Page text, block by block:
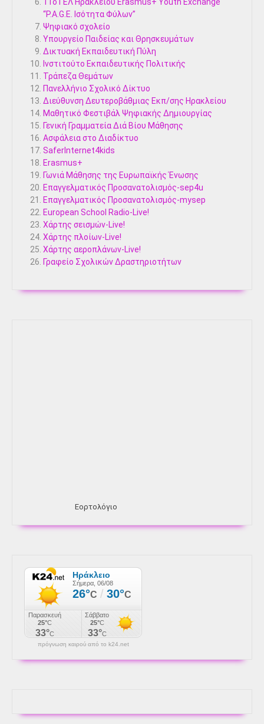
“P.A.G.E. Ισότητα Φύλων”
Ψηφιακό σχολείο
Υπουργείο Παιδείας και Θρησκευμάτων
Δικτυακή Εκπαιδευτική Πύλη
Ινστιτούτο Εκπαιδευτικής Πολιτικής
Τράπεζα Θεμάτων
Πανελλήνιο Σχολικό Δίκτυο
Διεύθυνση Δευτεροβάθμιας Εκπ/σης Ηρακλείου
Μαθητικό Φεστιβάλ Ψηφιακής Δημιουργίας
Γενική Γραμματεία Διά Βίου Μάθησης
Ασφάλεια στο Διαδίκτυο
SaferInternet4kids
Erasmus+
Γωνιά Μάθησης της Ευρωπαϊκής Ένωσης
Επαγγελματικός Προσανατολισμός-sep4u
Επαγγελματικός Προσανατολισμός-mysep
European School Radio-Live!
Χάρτης σεισμών-Live!
Χάρτης πλοίων-Live!
Χάρτης αεροπλάνων-Live!
Γραφείο Σχολικών Δραστηριοτήτων
Εορτολόγιο
πρόγνωση καιρού από το k24.net